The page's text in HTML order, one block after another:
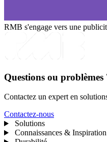
RMB s'engage vers une
Questions ou problèmes
Contactez un expert en
Contactez-nous
Solutions
Connaissances & Inspiration